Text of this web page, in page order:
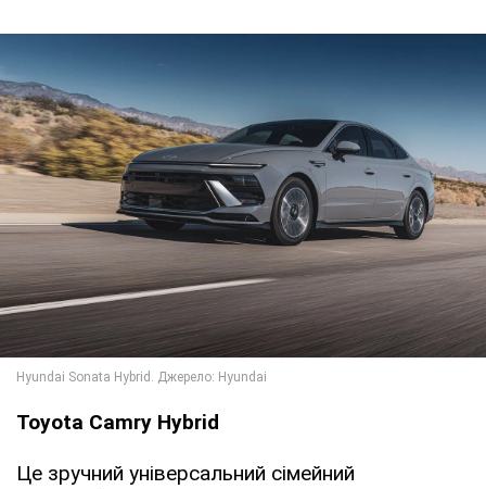
Toyota Camry Hybrid
Це зручний універсальний сімейний